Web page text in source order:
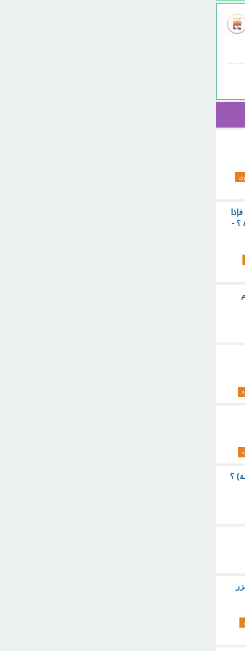
فإذا
؟ -
الإجابة. خيار واحد. (2 نقطة) ؟